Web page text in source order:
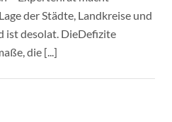
der Städte, Landkreise und
ist desolat. DieDefizite
die [...]